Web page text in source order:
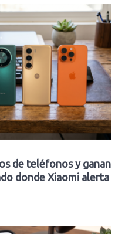
de teléfonos y ganan
donde Xiaomi alerta